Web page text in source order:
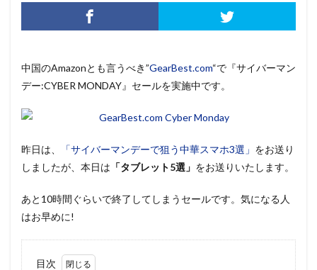
中国のAmazonとも言うべき”GearBest.com“で『サイバーマン
デー:CYBER MONDAY』セールを実施中です。
昨日は、 「サイバーマンデーで狙う中華スマホ3選」 をお送り
しましたが、本日は 「タブレット5選」 をお送りいたします。
あと10時間ぐらいで終了してしまうセールです。気になる人
はお早めに!
目次